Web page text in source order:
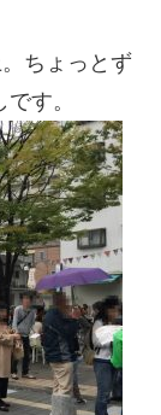
ちょっとず
す。